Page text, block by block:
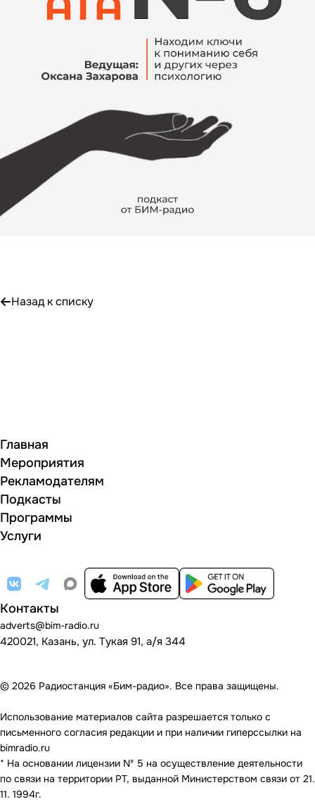
Назад к списку
Главная
Мероприятия
Рекламодателям
Подкасты
Программы
Услуги
Контакты
adverts@bim-radio.ru
420021, Казань, ул. Тукая 91, а/я 344
© 2026 Радиостанция «Бим-радио». Все права защищены.
Использование материалов сайта разрешается только с
письменного согласия редакции и при наличии гиперссылки на
bimradio.ru
* На основании лицензии Nº 5 на осуществление деятельности
по связи на территории РТ, выданной Министерством связи от 21.
11. 1994г.